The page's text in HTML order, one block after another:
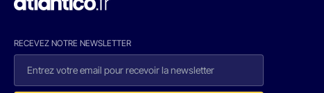
RECEVEZ NOTRE NEWSLETTER